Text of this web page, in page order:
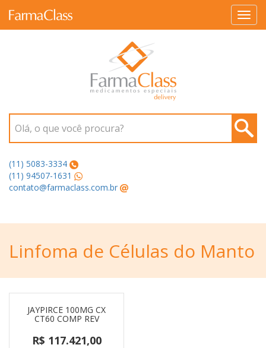
Olá, o que você procura?
(11) 5083-3334
(11) 94507-1631
contato@farmaclass.com.br
Linfoma de Células do Manto
JAYPIRCE 100MG CX
CT60 COMP REV
R$ 117.421,00